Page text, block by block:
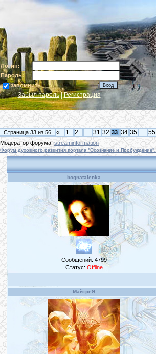
Логин:
Пароль:
запомнить
Забыл пароль|Регистрация
Страница 33 из 56 « 1 2 … 31 32 33 34 35 … 55
Модератор форума:streaminformation
Форум духовного развития портала "Осознание и Пробуждение".
bognatalenka
Сообщений: 4799
Статус: Offline
МайтреЯ